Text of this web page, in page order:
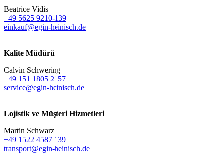
Beatrice Vidis
+49 5625 9210-139
einkauf@egin-heinisch.de
Kalite Müdürü
Calvin Schwering
+49 151 1805 2157
service@egin-heinisch.de
Lojistik ve Müşteri Hizmetleri
Martin Schwarz
+49 1522 4587 139
transport@egin-heinisch.de